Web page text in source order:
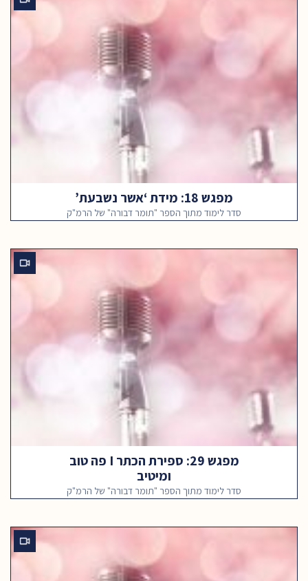
מפגש 18: מידת ‘אשר נשבעת’
סדר לימוד מתוך הספר "תומר דבורה" של הרמ"ק
מפגש 29: ספירת הכתר I פה טוב
ומיטיב
סדר לימוד מתוך הספר "תומר דבורה" של הרמ"ק